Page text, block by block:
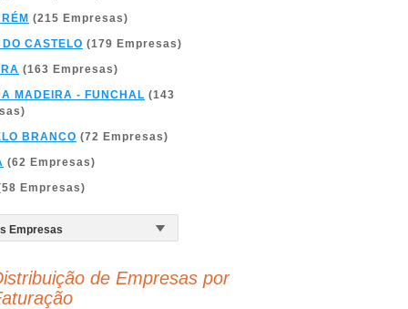
(215 Empresas)
CASTELO (179 Empresas)
(163 Empresas)
MADEIRA - FUNCHAL (143
BRANCO (72 Empresas)
(62 Empresas)
Empresas)
de Empresas por